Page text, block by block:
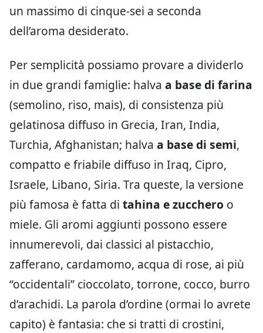
un massimo di cinque-sei a seconda
dell’aroma desiderato.
Per semplicità possiamo provare a dividerlo
in due grandi famiglie: halva a base di farina
(semolino, riso, mais), di consistenza più
gelatinosa diffuso in Grecia, Iran, India,
Turchia, Afghanistan; halva a base di semi,
compatto e friabile diffuso in Iraq, Cipro,
Israele, Libano, Siria. Tra queste, la versione
più famosa è fatta di tahina e zucchero o
miele. Gli aromi aggiunti possono essere
innumerevoli, dai classici al pistacchio,
zafferano, cardamomo, acqua di rose, ai più
“occidentali” cioccolato, torrone, cocco, burro
d’arachidi. La parola d’ordine (ormai lo avrete
capito) è fantasia: che si tratti di crostini,